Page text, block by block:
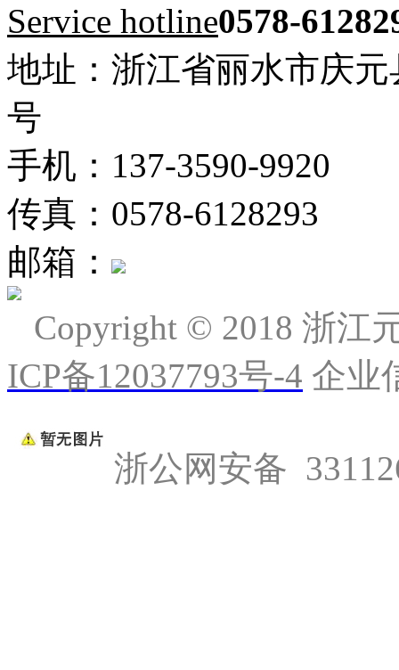
Service hotline0578-
地址：浙江省丽水市庆
号
手机：137-3590-9920
传真：0578-6128293
邮箱：
Copyright © 2018 浙江
ICP备12037793号-4 企业
浙公网安备